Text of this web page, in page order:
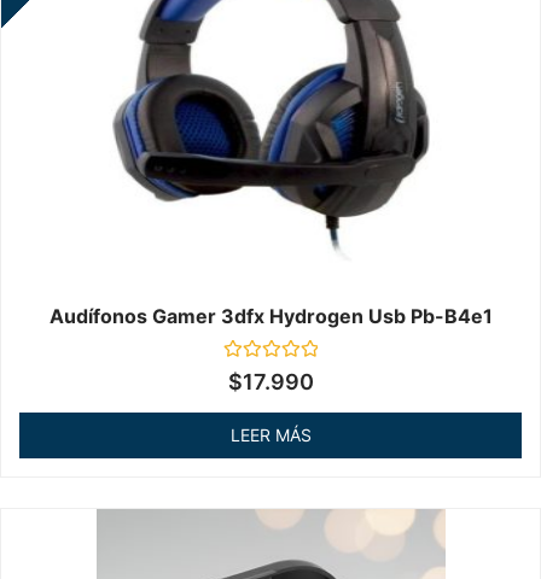
Audífonos Gamer 3dfx Hydrogen Usb Pb-B4e1
Valorado
en
de
$17.990
LEER MÁS